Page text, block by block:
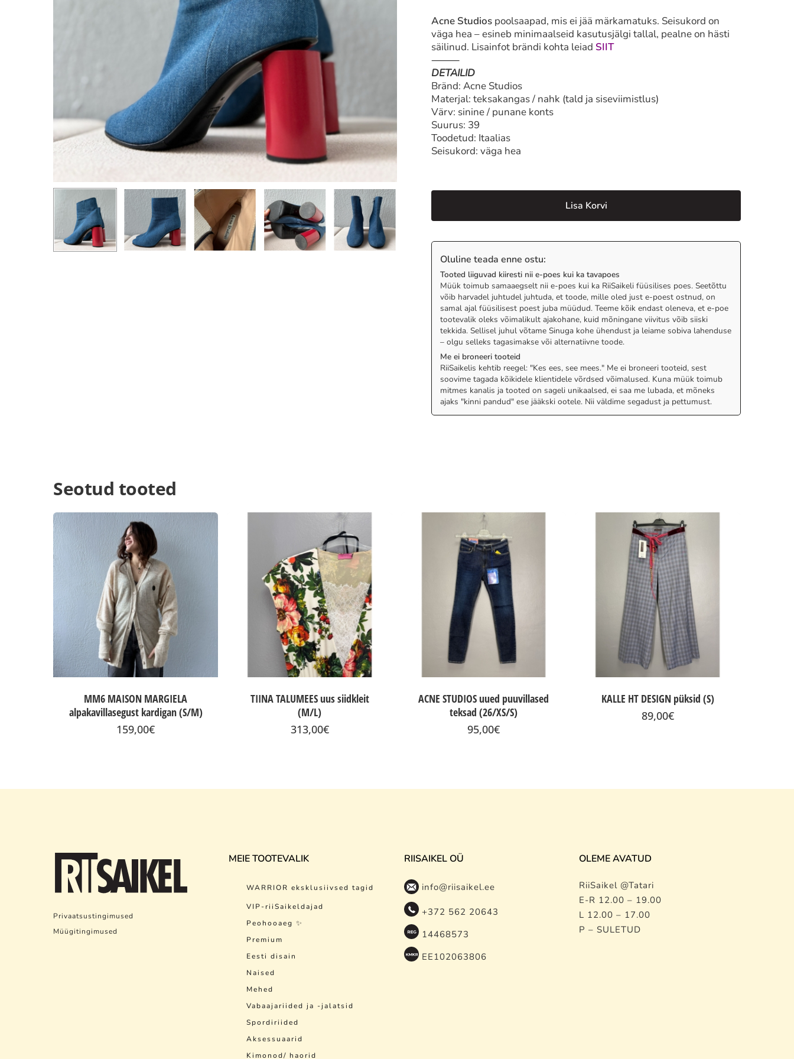
Acne Studios poolsaapad, mis ei jää märkamatuks. Seisukord on
väga hea – esineb minimaalseid kasutusjälgi tallal, pealne on hästi
säilinud. Lisainfot brändi kohta leiad SIIT
⸻
DETAILID
Bränd: Acne Studios
Materjal: teksakangas / nahk (tald ja siseviimistlus)
Värv: sinine / punane konts
Suurus: 39
Toodetud: Itaalias
Seisukord: väga hea
Lisa Korvi
Oluline teada enne ostu:
Tooted liiguvad kiiresti nii e-poes kui ka tavapoes
Müük toimub samaaegselt nii e-poes kui ka RiiSaikeli füüsilises poes. Seetõttu
võib harvadel juhtudel juhtuda, et toode, mille oled just e-poest ostnud, on
samal ajal füüsilisest poest juba müüdud. Teeme kõik endast oleneva, et e-poe
tootevalik oleks võimalikult ajakohane, kuid mõningane viivitus võib siiski
tekkida. Sellisel juhul võtame Sinuga kohe ühendust ja leiame sobiva lahenduse
– olgu selleks tagasimakse või alternatiivne toode.
Me ei broneeri tooteid
RiiSaikelis kehtib reegel: "Kes ees, see mees." Me ei broneeri tooteid, sest
soovime tagada kõikidele klientidele võrdsed võimalused. Kuna müük toimub
mitmes kanalis ja tooted on sageli unikaalsed, ei saa me lubada, et mõneks
ajaks "kinni pandud" ese jääkski ootele. Nii väldime segadust ja pettumust.
Seotud tooted
MM6 MAISON MARGIELA
alpakavillasegust kardigan (S/M)
159,00€
TIINA TALUMEES uus siidkleit
(M/L)
313,00€
ACNE STUDIOS uued puuvillased
teksad (26/XS/S)
95,00€
KALLE HT DESIGN püksid (S)
89,00€
Privaatsustingimused
Müügitingimused
MEIE TOOTEVALIK
WARRIOR eksklusiivsed tagid
VIP-riiSaikeldajad
Peohooaeg ✨
Premium
Eesti disain
Naised
Mehed
Vabaajariided ja -jalatsid
Spordiriided
Aksessuaarid
Kimonod/ haorid
RIISAIKEL OÜ
info@riisaikel.ee
+372 562 20643
14468573
EE102063806
OLEME AVATUD
RiiSaikel @Tatari
E-R 12.00 – 19.00
L 12.00 – 17.00
P – SULETUD